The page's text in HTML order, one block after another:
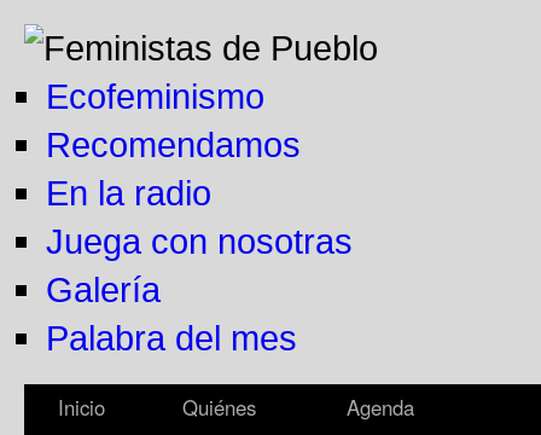
Ecofeminismo
Recomendamos
En la radio
Juega con nosotras
Galería
Palabra del mes
Inicio
Quiénes
Agenda